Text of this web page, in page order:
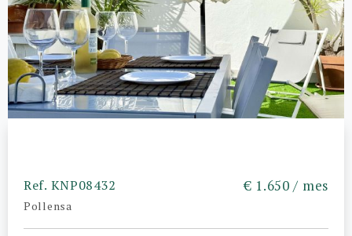
Ref. KNP08432
Pollensa
€ 1.650 / mes